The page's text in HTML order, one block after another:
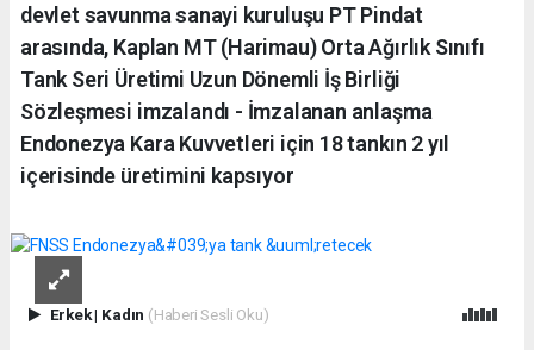
devlet savunma sanayi kuruluşu PT Pindat
arasında, Kaplan MT (Harimau) Orta Ağırlık Sınıfı
Tank Seri Üretimi Uzun Dönemli İş Birliği
Sözleşmesi imzalandı - İmzalanan anlaşma
Endonezya Kara Kuvvetleri için 18 tankın 2 yıl
içerisinde üretimini kapsıyor
Erkek| Kadın (Haberi Sesli Oku)